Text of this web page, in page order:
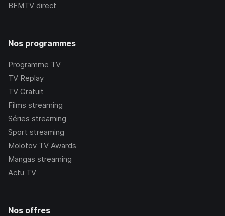
BFMTV direct
Nos programmes
Programme TV
TV Replay
TV Gratuit
Films streaming
Séries streaming
Sport streaming
Molotov TV Awards
Mangas streaming
Actu TV
Nos offres